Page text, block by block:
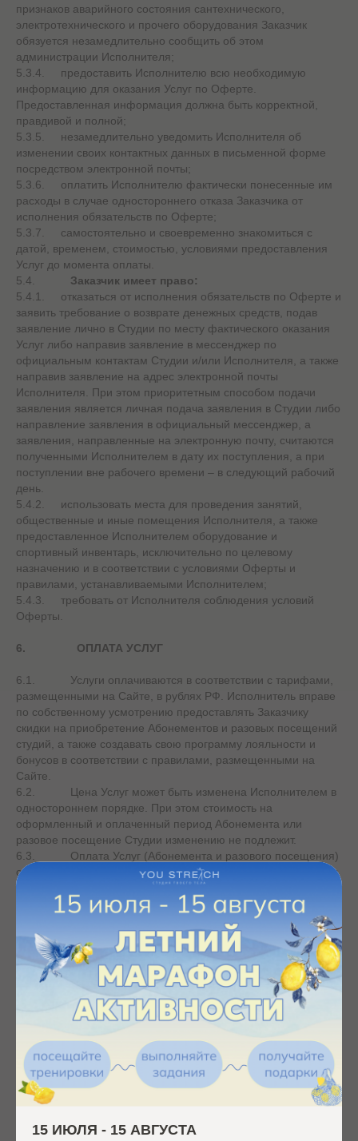
признаков аварийного состояния сантехнического,
электротехнического и прочего оборудования Заказчик
обязуется незамедлительно сообщить об этом
администрации Исполнителя;
5.3.4. предоставить Исполнителю всю необходимую
информацию для оказания Услуг по Оферте.
Предоставленная информация должна быть корректной,
правдивой и полной;
5.3.5. незамедлительно уведомить Исполнителя об
изменении своих контактных данных в письменной форме
посредством электронной почты;
5.3.6. оплатить Исполнителю фактически понесенные им
расходы в случае одностороннего отказа Заказчика от
исполнения обязательств по Оферте;
5.3.7. самостоятельно и своевременно знакомиться с
датой, временем, стоимостью, условиями предоставления
Услуг до момента оплаты.
5.4. Заказчик имеет право:
5.4.1. отказаться от исполнения обязательств по Оферте и
заявить требование о возврате денежных средств, подав
заявление лично в Студии по месту фактического оказания
Услуг либо направив заявление в мессенджер по
официальным контактам Студии и/или Исполнителя, а также
направив заявление на адрес электронной почты
Исполнителя. При этом приоритетным способом подачи
заявления является личная подача заявления в Студии либо
направление заявления в официальный мессенджер, а
заявления, направленные на электронную почту, считаются
полученными Исполнителем в дату их поступления, а при
поступлении вне рабочего времени – в следующий рабочий
день.
5.4.2. использовать места для проведения занятий,
общественные и иные помещения Исполнителя, а также
предоставленное Исполнителем оборудование и
спортивный инвентарь, исключительно по целевому
назначению и в соответствии с условиями Оферты и
правилами, устанавливаемыми Исполнителем;
5.4.3. требовать от Исполнителя соблюдения условий
Оферты.
6. ОПЛАТА УСЛУГ
6.1. Услуги оплачиваются в соответствии с тарифами,
размещенными на Сайте, в рублях РФ. Исполнитель вправе
по собственному усмотрению предоставлять Заказчику
скидки на приобретение Абонементов и разовых посещений
студий, а также создавать свою программу лояльности и
бонусов в соответствии с правилами, размещенными на
Сайте.
6.2. Цена Услуг может быть изменена Исполнителем в
одностороннем порядке. При этом стоимость на
оформленный и оплаченный период Абонемента или
разовое посещение Студии изменению не подлежит.
6.3. Оплата Услуг (Абонемента и разового посещения)
осуществляется на условиях 100% предварительной оплаты
по реквизитам, указанным на Сайте или в кассе
Исполнителя. Исполнитель вправе предоставить Заказчику
возможность оплаты Услуг по частям на условиях,
определяемых Исполнителем в каждом конкретном случае.
6.4. Оплата Услуг, оказываемых Исполнителем,
производится в безналичном порядке, либо наличными
денежными средствами в кассу Исполнителя.
6.5. В случаях, указанных на Сайте, Заказчик вправе
осуществить оплату Услуг в рассрочку через партнерские
сервисы, перечень которых размещен на Сайте или
предоставлен лично Заказчику при оформлении
Абонемента, включая, но не ограничиваясь:
− Акционерное общество «ТБанк» (ОГРН:
1027739642281, ИНН: 7710140679);
ИНН: 7750004168).
15 ИЮЛЯ - 15 АВГУСТА